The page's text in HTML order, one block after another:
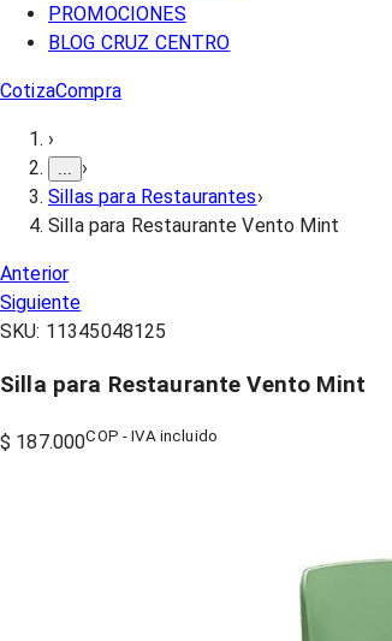
PROMOCIONES
BLOG CRUZ CENTRO
CotizaCompra
›
›
Sillas para Restaurantes›
Silla para Restaurante Vento Mint
Anterior
Siguiente
SKU: 11345048125
Silla para Restaurante Vento Mint
$ 187.000COP - IVA incluido